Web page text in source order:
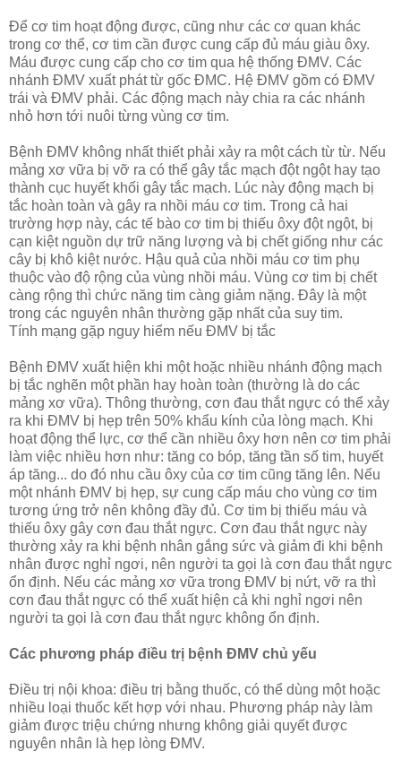
Để cơ tim hoạt động được, cũng như các cơ quan khác
trong cơ thể, cơ tim cần được cung cấp đủ máu giàu ôxy.
Máu được cung cấp cho cơ tim qua hệ thống ĐMV. Các
nhánh ĐMV xuất phát từ gốc ĐMC. Hệ ĐMV gồm có ĐMV
trái và ĐMV phải. Các động mạch này chia ra các nhánh
nhỏ hơn tới nuôi từng vùng cơ tim.
Bệnh ĐMV không nhất thiết phải xảy ra một cách từ từ. Nếu
mảng xơ vữa bị vỡ ra có thể gây tắc mạch đột ngột hay tạo
thành cục huyết khối gây tắc mạch. Lúc này động mạch bị
tắc hoàn toàn và gây ra nhồi máu cơ tim. Trong cả hai
trường hợp này, các tế bào cơ tim bị thiếu ôxy đột ngột, bị
cạn kiệt nguồn dự trữ năng lượng và bị chết giống như các
cây bị khô kiệt nước. Hậu quả của nhồi máu cơ tim phụ
thuộc vào độ rộng của vùng nhồi máu. Vùng cơ tim bị chết
càng rộng thì chức năng tim càng giảm nặng. Đây là một
trong các nguyên nhân thường gặp nhất của suy tim.
Tính mạng gặp nguy hiểm nếu ĐMV bị tắc
Bệnh ĐMV xuất hiện khi một hoặc nhiều nhánh động mạch
bị tắc nghẽn một phần hay hoàn toàn (thường là do các
mảng xơ vữa). Thông thường, cơn đau thắt ngực có thể xảy
ra khi ĐMV bị hẹp trên 50% khẩu kính của lòng mạch. Khi
hoạt động thể lực, cơ thể cần nhiều ôxy hơn nên cơ tim phải
làm việc nhiều hơn như: tăng co bóp, tăng tần số tim, huyết
áp tăng... do đó nhu cầu ôxy của cơ tim cũng tăng lên. Nếu
một nhánh ĐMV bị hẹp, sự cung cấp máu cho vùng cơ tim
tương ứng trở nên không đầy đủ. Cơ tim bị thiếu máu và
thiếu ôxy gây cơn đau thắt ngực. Cơn đau thắt ngực này
thường xảy ra khi bệnh nhân gắng sức và giảm đi khi bệnh
nhân được nghỉ ngơi, nên người ta gọi là cơn đau thắt ngực
ổn định. Nếu các mảng xơ vữa trong ĐMV bị nứt, vỡ ra thì
cơn đau thắt ngực có thể xuất hiện cả khi nghỉ ngơi nên
người ta gọi là cơn đau thắt ngực không ổn định.
Các phương pháp điều trị bệnh ĐMV chủ yếu
Điều trị nội khoa: điều trị bằng thuốc, có thể dùng một hoặc
nhiều loại thuốc kết hợp với nhau. Phương pháp này làm
giảm được triệu chứng nhưng không giải quyết được
nguyên nhân là hẹp lòng ĐMV.